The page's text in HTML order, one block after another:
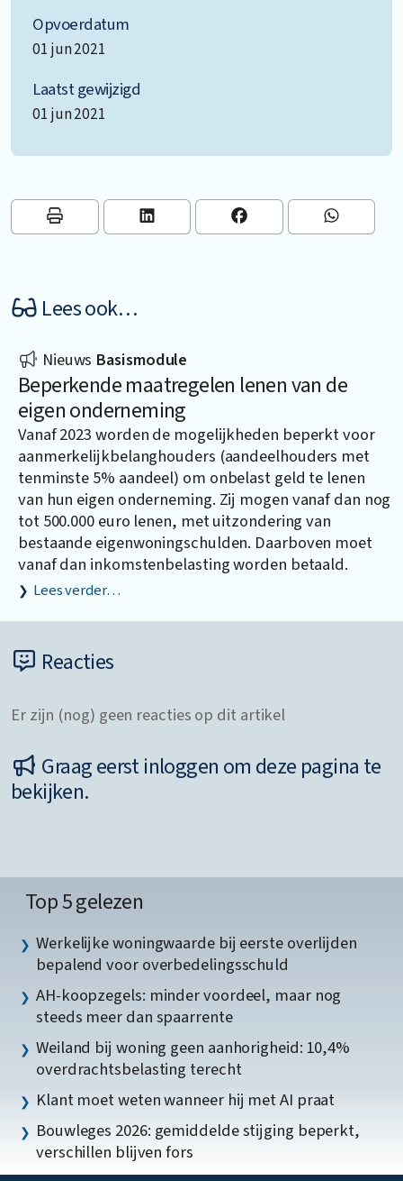
Opvoerdatum
01 jun 2021
Laatst gewijzigd
01 jun 2021
Lees ook…
Nieuws Basismodule
Beperkende maatregelen lenen van de
eigen onderneming
Vanaf 2023 worden de mogelijkheden beperkt voor
aanmerkelijkbelanghouders (aandeelhouders met
tenminste 5% aandeel) om onbelast geld te lenen
van hun eigen onderneming. Zij mogen vanaf dan nog
tot 500.000 euro lenen, met uitzondering van
bestaande eigenwoningschulden. Daarboven moet
vanaf dan inkomstenbelasting worden betaald.
Lees verder…
Reacties
Er zijn (nog) geen reacties op dit artikel
Graag eerst inloggen om deze pagina te
bekijken.
Top 5 gelezen
Werkelijke woningwaarde bij eerste overlijden
bepalend voor overbedelingsschuld
AH-koopzegels: minder voordeel, maar nog
steeds meer dan spaarrente
Weiland bij woning geen aanhorigheid: 10,4%
overdrachtsbelasting terecht
Klant moet weten wanneer hij met AI praat
Bouwleges 2026: gemiddelde stijging beperkt,
verschillen blijven fors